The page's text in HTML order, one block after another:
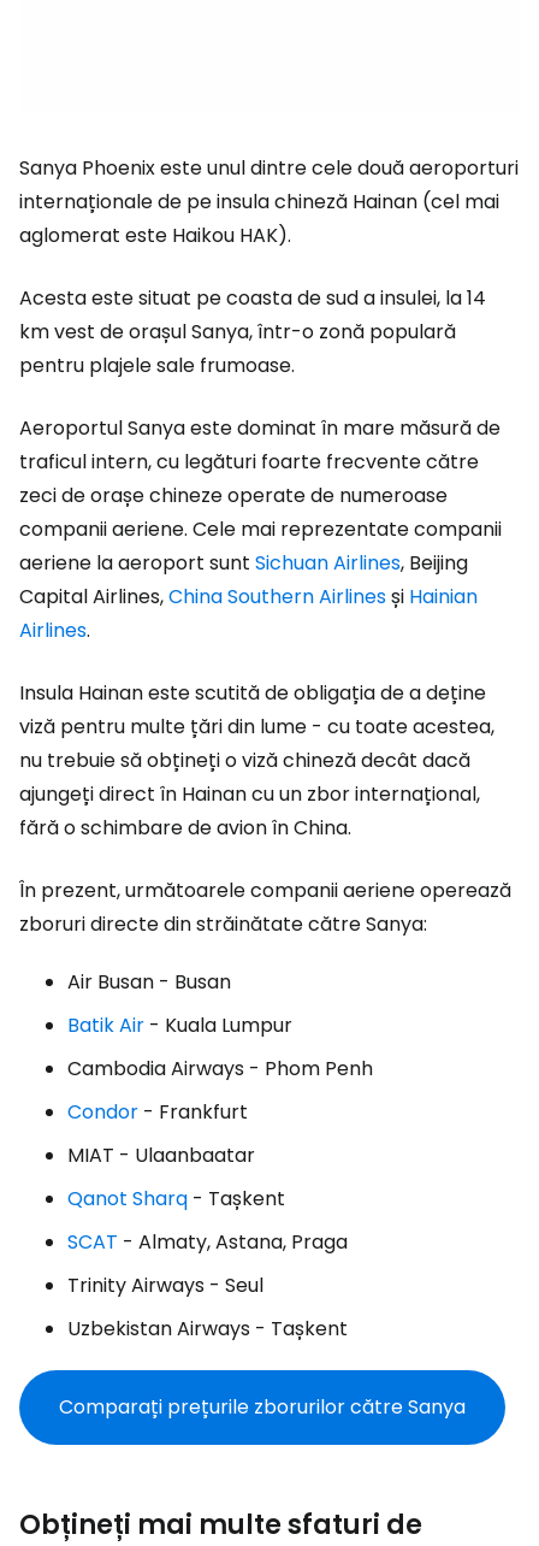
Sanya Phoenix este unul dintre cele două aeroporturi
internaționale de pe insula chineză Hainan (cel mai
aglomerat este Haikou HAK).
Acesta este situat pe coasta de sud a insulei, la 14
km vest de orașul Sanya, într-o zonă populară
pentru plajele sale frumoase.
Aeroportul Sanya este dominat în mare măsură de
traficul intern, cu legături foarte frecvente către
zeci de orașe chineze operate de numeroase
companii aeriene. Cele mai reprezentate companii
aeriene la aeroport sunt Sichuan Airlines, Beijing
Capital Airlines,China Southern Airlinesși Hainian
Airlines.
Insula Hainan este scutită de obligația de a deține
viză pentru multe țări din lume - cu toate acestea,
nu trebuie să obțineți o viză chineză decât dacă
ajungeți direct în Hainan cu un zbor internațional,
fără o schimbare de avion în China.
În prezent, următoarele companii aeriene operează
zboruri directe din străinătate către Sanya:
Air Busan - Busan
Batik Air - Kuala Lumpur
Cambodia Airways - Phom Penh
Condor - Frankfurt
MIAT - Ulaanbaatar
Qanot Sharq - Tașkent
SCAT - Almaty, Astana, Praga
Trinity Airways - Seul
Uzbekistan Airways - Tașkent
Comparați prețurile zborurilor către Sanya
Obțineți mai multe sfaturi de